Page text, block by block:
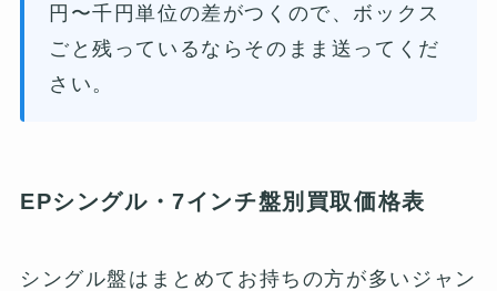
円〜千円単位の差がつくので、ボックス
ごと残っているならそのまま送ってくだ
さい。
EPシングル・7インチ盤別買取価格表
シングル盤はまとめてお持ちの方が多いジャン